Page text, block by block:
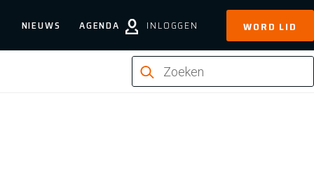
NIEUWS AGENDA INLOGGEN WORD LID